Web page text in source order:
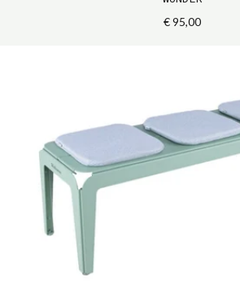
€ 95,00